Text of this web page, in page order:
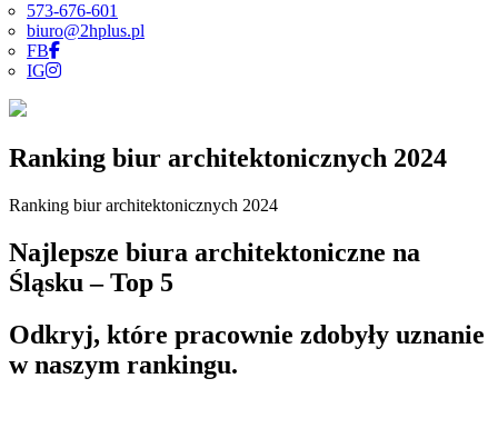
573-676-601
biuro@2hplus.pl
FB
IG
Ranking biur architektonicznych 2024
Ranking biur architektonicznych 2024
Najlepsze biura architektoniczne na
Śląsku – Top 5
Odkryj, które pracownie zdobyły uznanie
w naszym rankingu.